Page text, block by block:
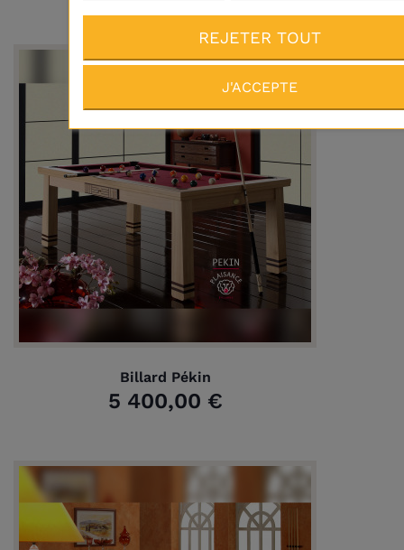
Billard Pékin
5 400,00 €
REJETER TOUT
J'ACCEPTE